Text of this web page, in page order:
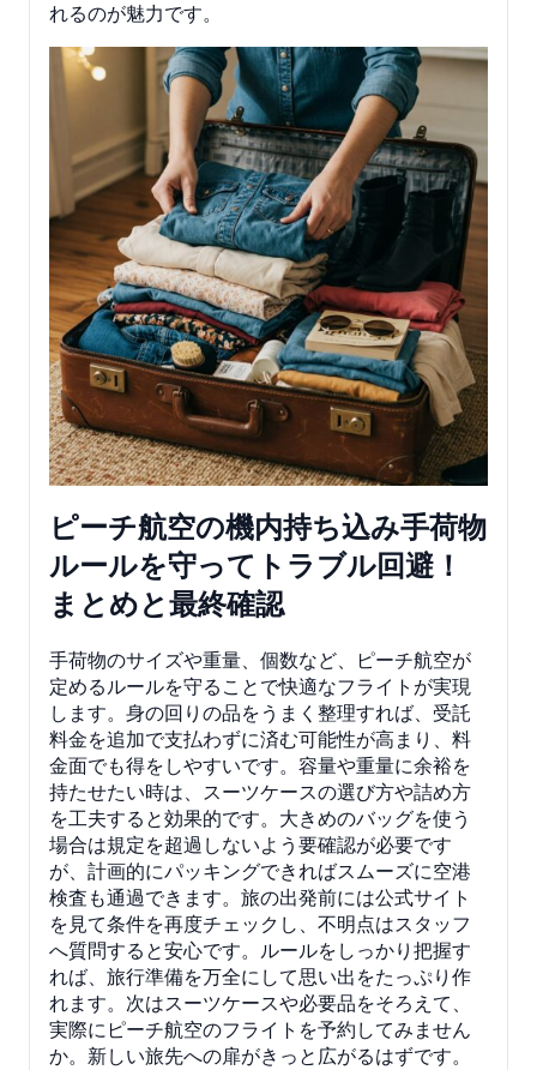
れるのが魅力です。
ピーチ航空の機内持ち込み手荷物
ルールを守ってトラブル回避！
まとめと最終確認
手荷物のサイズや重量、個数など、ピーチ航空が
定めるルールを守ることで快適なフライトが実現
します。身の回りの品をうまく整理すれば、受託
料金を追加で支払わずに済む可能性が高まり、料
金面でも得をしやすいです。容量や重量に余裕を
持たせたい時は、スーツケースの選び方や詰め方
を工夫すると効果的です。大きめのバッグを使う
場合は規定を超過しないよう要確認が必要です
が、計画的にパッキングできればスムーズに空港
検査も通過できます。旅の出発前には公式サイト
を見て条件を再度チェックし、不明点はスタッフ
へ質問すると安心です。ルールをしっかり把握す
れば、旅行準備を万全にして思い出をたっぷり作
れます。次はスーツケースや必要品をそろえて、
実際にピーチ航空のフライトを予約してみません
か。新しい旅先への扉がきっと広がるはずです。